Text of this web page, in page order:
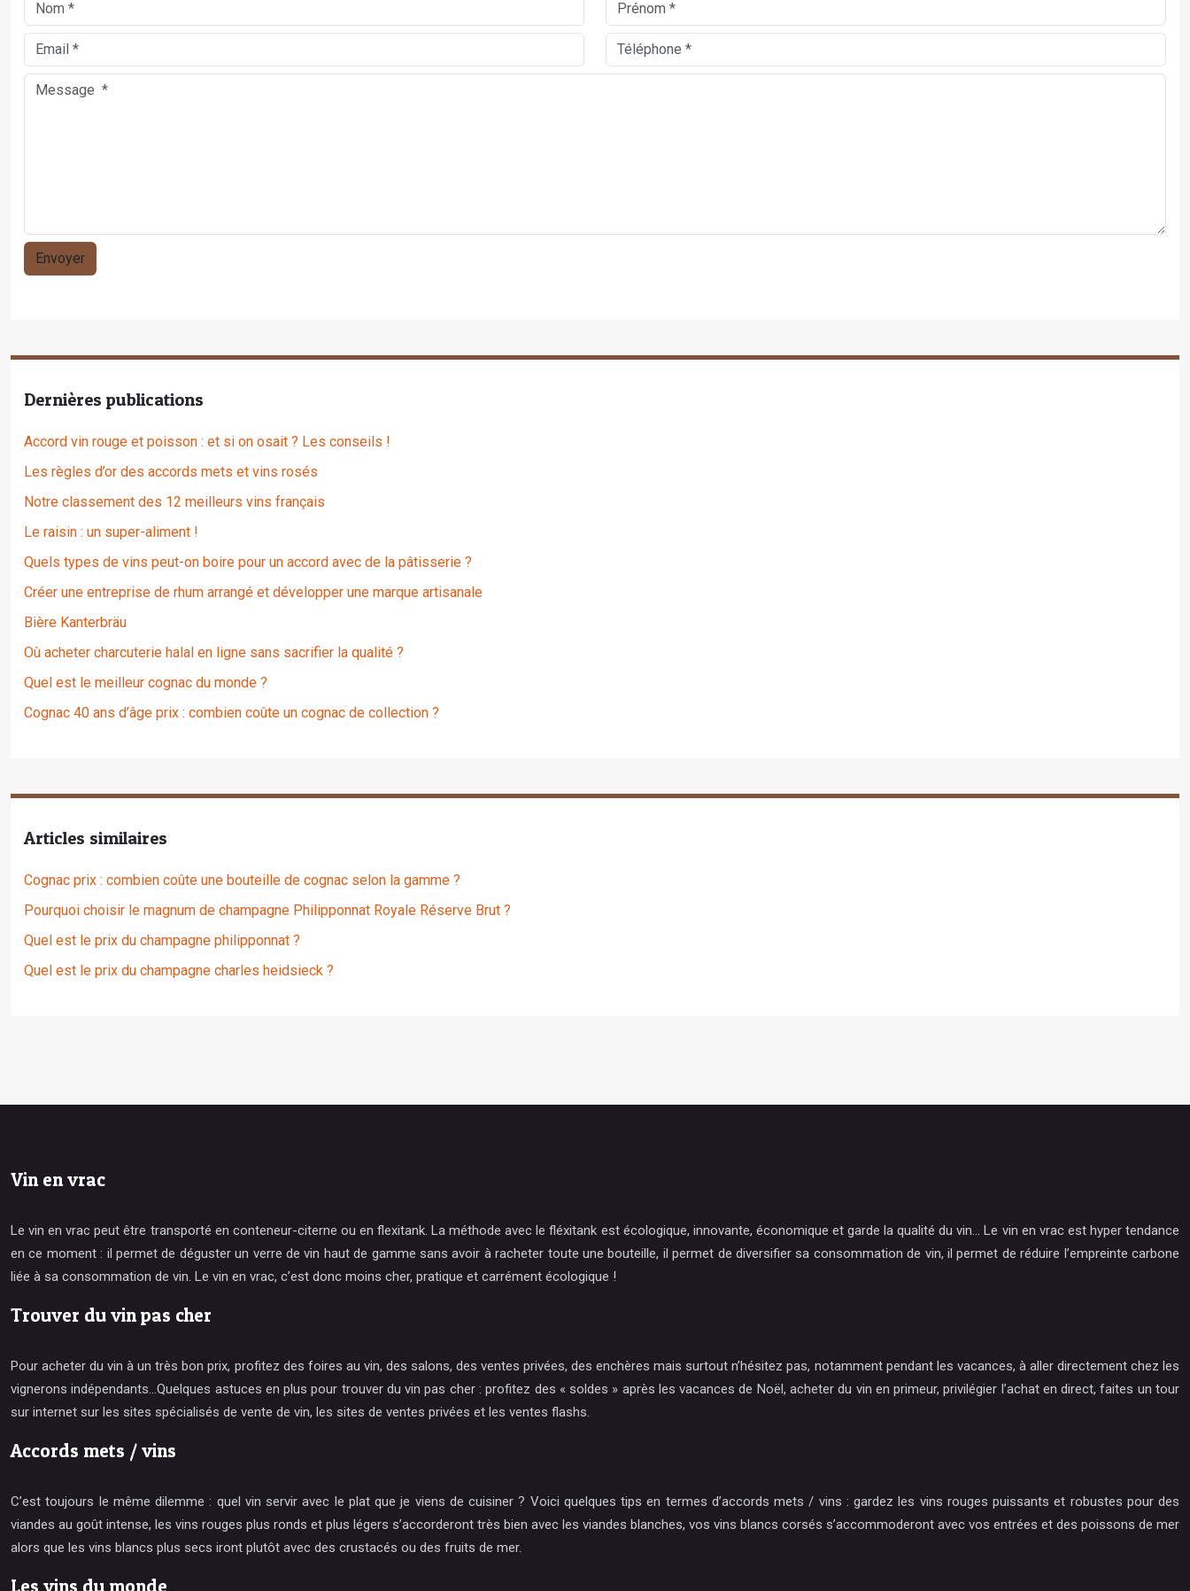
Dernières publications
Accord vin rouge et poisson : et si on osait ? Les conseils !
Les règles d’or des accords mets et vins rosés
Notre classement des 12 meilleurs vins français
Le raisin : un super-aliment !
Quels types de vins peut-on boire pour un accord avec de la pâtisserie ?
Créer une entreprise de rhum arrangé et développer une marque artisanale
Bière Kanterbräu
Où acheter charcuterie halal en ligne sans sacrifier la qualité ?
Quel est le meilleur cognac du monde ?
Cognac 40 ans d’âge prix : combien coûte un cognac de collection ?
Articles similaires
Cognac prix : combien coûte une bouteille de cognac selon la gamme ?
Pourquoi choisir le magnum de champagne Philipponnat Royale Réserve Brut ?
Quel est le prix du champagne philipponnat ?
Quel est le prix du champagne charles heidsieck ?
Vin en vrac
Le vin en vrac peut être transporté en conteneur-citerne ou en flexitank. La méthode avec le fléxitank est écologique, innovante, économique et garde la qualité du vin… Le vin en vrac est hyper tendance
en ce moment : il permet de déguster un verre de vin haut de gamme sans avoir à racheter toute une bouteille, il permet de diversifier sa consommation de vin, il permet de réduire l’empreinte carbone
liée à sa consommation de vin. Le vin en vrac, c’est donc moins cher, pratique et carrément écologique !
Trouver du vin pas cher
Pour acheter du vin à un très bon prix, profitez des foires au vin, des salons, des ventes privées, des enchères mais surtout n’hésitez pas, notamment pendant les vacances, à aller directement chez les
vignerons indépendants…Quelques astuces en plus pour trouver du vin pas cher : profitez des « soldes » après les vacances de Noël, acheter du vin en primeur, privilégier l’achat en direct, faites un tour
sur internet sur les sites spécialisés de vente de vin, les sites de ventes privées et les ventes flashs.
Accords mets / vins
C’est toujours le même dilemme : quel vin servir avec le plat que je viens de cuisiner ? Voici quelques tips en termes d’accords mets / vins : gardez les vins rouges puissants et robustes pour des
viandes au goût intense, les vins rouges plus ronds et plus légers s’accorderont très bien avec les viandes blanches, vos vins blancs corsés s’accommoderont avec vos entrées et des poissons de mer
alors que les vins blancs plus secs iront plutôt avec des crustacés ou des fruits de mer.
Les vins du monde